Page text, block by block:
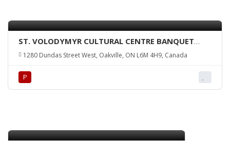
ST. VOLODYMYR CULTURAL CENTRE BANQUET
HALL
1280 Dundas Street West, Oakville, ON L6M 4H9, Canada
Р